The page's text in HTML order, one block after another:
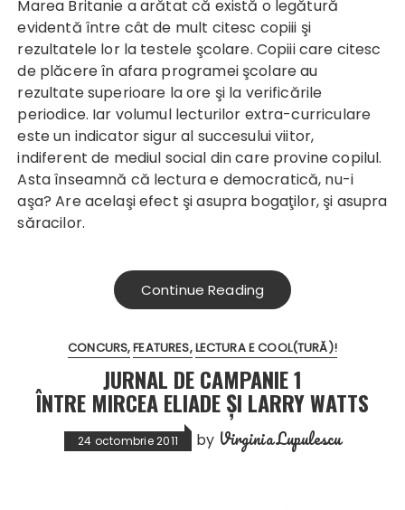
Marea Britanie a arătat că există o legătură
evidentă între cât de mult citesc copiii şi
rezultatele lor la testele şcolare. Copiii care citesc
de plăcere în afara programei şcolare au
rezultate superioare la ore şi la verificările
periodice. Iar volumul lecturilor extra-curriculare
este un indicator sigur al succesului viitor,
indiferent de mediul social din care provine copilul.
Asta înseamnă că lectura e democratică, nu-i
aşa? Are acelaşi efect şi asupra bogaţilor, şi asupra
săracilor.
Continue Reading
CONCURS FEATURES LECTURA E COOL(TURĂ)!
JURNAL DE CAMPANIE 1
ÎNTRE MIRCEA ELIADE ȘI LARRY WATTS
24 octombrie 2011 by Virginia Lupulescu